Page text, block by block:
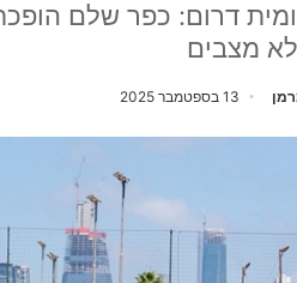
מצבים
13 בספטמבר 2025